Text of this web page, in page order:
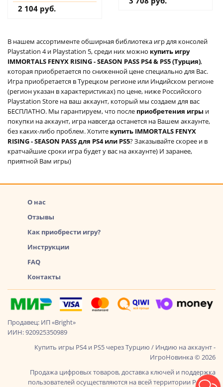
на аккаунт
2 104 руб.
В нашем ассортименте обширная библиотека игр для консолей
Playstation 4 и Playstation 5, среди них можно купить игру
IMMORTALS FENYX RISING - SEASON PASS PS4 & PS5 (Турция),
которая приобретается по сниженной цене специально для Вас.
Игра приобретается в Турецком регионе или Индийском регионе
(регион указан в характеристиках) по цене, ниже Российского
Playstation Store на ваш аккаунт, который мы создаем для вас
БЕСПЛАТНО. Мы гарантируем, что после приобретения игры и
покупки на аккаунт, игра навсегда останется на Вашем аккаунте,
без каких-либо проблем. Хотите купить IMMORTALS FENYX
RISING - SEASON PASS для PS4 или PS5? Заказывайте скорее и в
кратчайшие сроки игра будет у вас на аккаунте) И заранее,
приятной Вам игры)
О нас
Отзывы
Как приобрести игру?
Инструкции
FAQ
Контакты
Продавец: ИП «Bright»
ИИН: 920925350989
Купить игры PS4 и PS5 через Турцию / Индию на аккаунт -
ИгроНовинка © 2026
Продажа цифровых товаров, доставка ключей и поддержка
пользователей осуществляются на всей территории России,